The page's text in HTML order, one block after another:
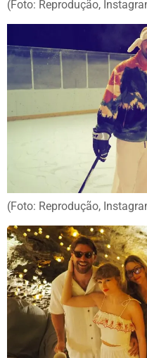
(Foto: Reprodução,
(Foto: Reprodução,